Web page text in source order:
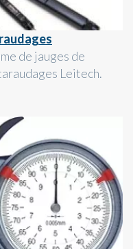
de jauges de
Leitech.